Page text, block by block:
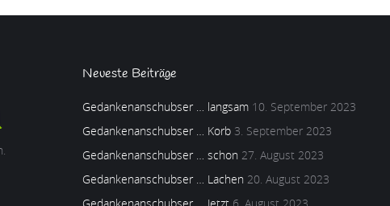
Neueste Beiträge
Gedankenanschubser … langsam 10. September 2023
Gedankenanschubser … Korb 3. September 2023
Gedankenanschubser … schon 27. August 2023
Gedankenanschubser … Lachen 20. August 2023